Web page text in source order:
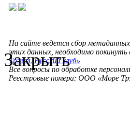
На сайте ведется сбор
этих данных, необходимо
Трэвел. Русский клуб»
Все вопросы по обработке
Реестровые номера: ООО «Море
Закрыть